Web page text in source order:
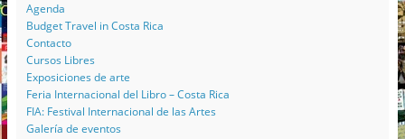
Agenda
Budget Travel in Costa Rica
Contacto
Cursos Libres
Exposiciones de arte
Feria Internacional del Libro – Costa Rica
FIA: Festival Internacional de las Artes
Galería de eventos